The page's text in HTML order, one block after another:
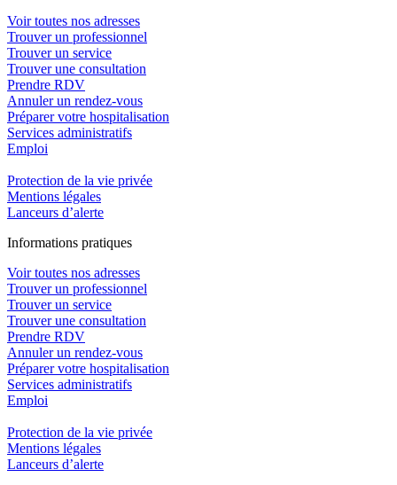
Voir toutes nos adresses
Trouver un professionnel
Trouver un service
Trouver une consultation
Prendre RDV
Annuler un rendez-vous
Préparer votre hospitalisation
Services administratifs
Emploi​
Protection de la vie privée
Mentions légales
Lanceurs d’alerte
Informations pratiques
Voir toutes nos adresses
Trouver un professionnel
Trouver un service
Trouver une consultation
Prendre RDV
Annuler un rendez-vous
Préparer votre hospitalisation
Services administratifs
Emploi​
Protection de la vie privée
Mentions légales
Lanceurs d’alerte